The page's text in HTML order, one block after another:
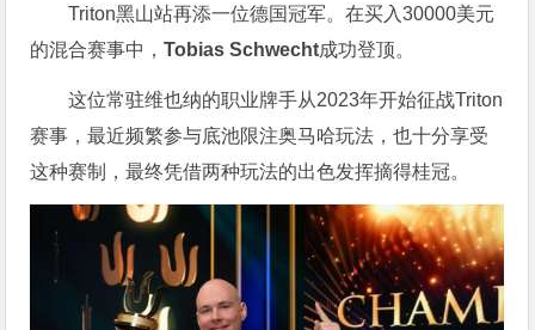
Triton黑山站再添一位德国冠军。在买入30000美元
的混合赛事中，Tobias Schwecht成功登顶。
这位常驻维也纳的职业牌手从2023年开始征战Triton
赛事，最近频繁参与底池限注奥马哈玩法，也十分享受
这种赛制，最终凭借两种玩法的出色发挥摘得桂冠。